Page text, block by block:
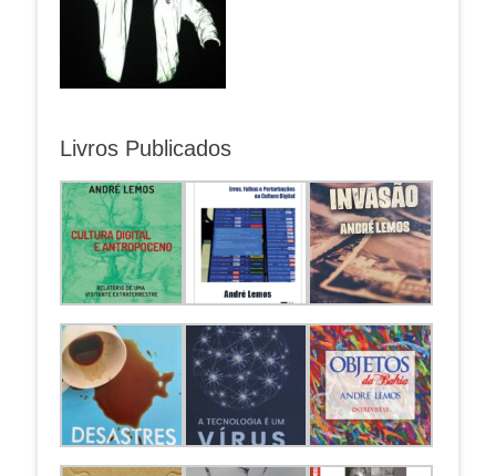
Livros Publicados